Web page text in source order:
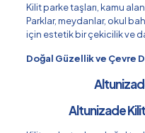
Kilit parke taşları, kamu
Parklar, meydanlar, okul
için estetik bir çekicilik ve
Doğal Güzellik ve Çevre
Altunizade